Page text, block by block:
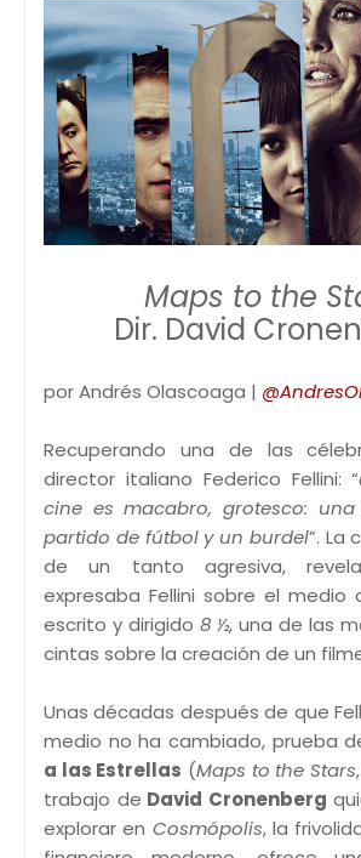
Maps to the
Dir. David
por Andrés Olascoaga |
Recuperando una de las
director italiano Federico Fellini: “
cine es macabro, grotesco:
partido de fútbol y un burdel”. La
de un tanto agresiva,
expresaba Fellini sobre el medio
escrito y dirigido 8 ½, una de las
cintas sobre la creación de un
Unas décadas después de que
medio no ha cambiado, prueba
a las Estrellas (Maps to the Stars
trabajo de David Cronenberg
explorar en Cosmópolis, la